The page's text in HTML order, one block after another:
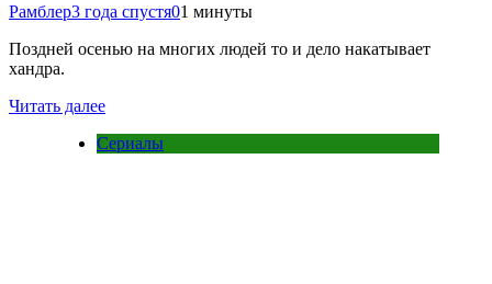
Рамблер3 года спустя01 минуты
Поздней осенью на многих людей то и дело накатывает
хандра.
Читать далее
Сериалы